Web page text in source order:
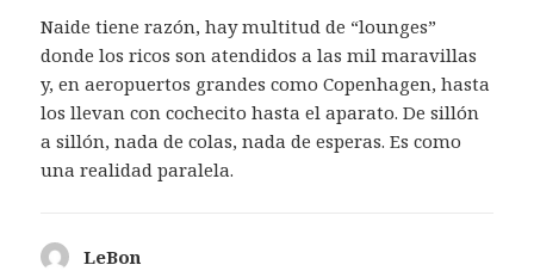
Naide tiene razón, hay multitud de “lounges”
donde los ricos son atendidos a las mil maravillas
y, en aeropuertos grandes como Copenhagen, hasta
los llevan con cochecito hasta el aparato. De sillón
a sillón, nada de colas, nada de esperas. Es como
una realidad paralela.
LeBon